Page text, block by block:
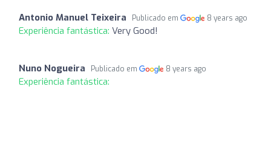
Antonio Manuel Teixeira Publicado em 8 years ago
Experiência fantástica: Very Good!
Nuno Nogueira Publicado em 8 years ago
Experiência fantástica: